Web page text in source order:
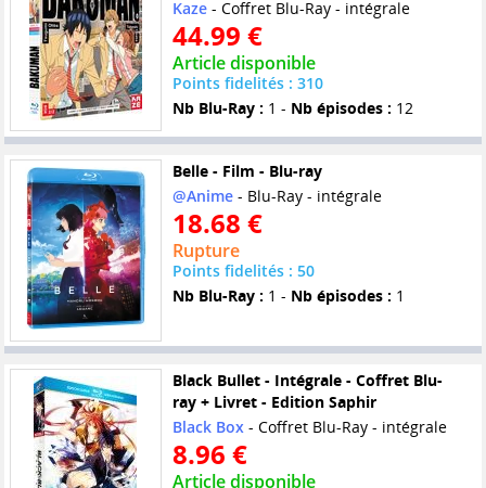
Kaze- Coffret Blu-Ray - intégrale
44.99 €
Article disponible
Points fidelités : 310
Nb Blu-Ray : 1 - Nb épisodes : 12
Belle - Film - Blu-ray
@Anime- Blu-Ray - intégrale
18.68 €
Rupture
Points fidelités : 50
Nb Blu-Ray : 1 - Nb épisodes : 1
Black Bullet - Intégrale - Coffret Blu-
ray + Livret - Edition Saphir
Black Box- Coffret Blu-Ray - intégrale
8.96 €
Article disponible